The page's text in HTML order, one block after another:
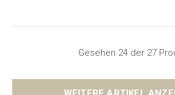
Gesehen 24 der 27